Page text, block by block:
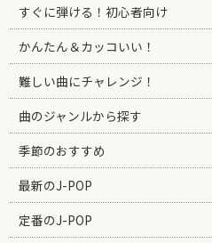
すぐに弾ける！初心者向け
かんたん＆カッコいい！
難しい曲にチャレンジ！
曲のジャンルから探す
季節のおすすめ
最新のJ-POP
定番のJ-POP